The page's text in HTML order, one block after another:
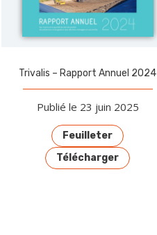
Trivalis – Rapport Annuel 2024
Publié le 23 juin 2025
Feuilleter
Télécharger